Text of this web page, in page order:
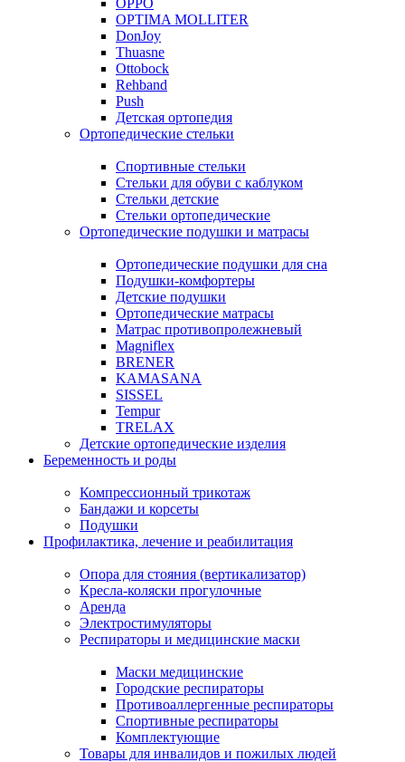
OPPO
OPTIMA MOLLITER
DonJoy
Thuasne
Ottobock
Rehband
Push
Детская ортопедия
Ортопедические стельки
Спортивные стельки
Стельки для обуви с каблуком
Стельки детские
Стельки ортопедические
Ортопедические подушки и матрасы
Ортопедические подушки для сна
Подушки-комфортеры
Детские подушки
Ортопедические матрасы
Матрас противопролежневый
Magniflex
BRENER
KAMASANA
SISSEL
Tempur
TRELAX
Детские ортопедические изделия
Беременность и роды
Компрессионный трикотаж
Бандажи и корсеты
Подушки
Профилактика, лечение и реабилитация
Опора для стояния (вертикализатор)
Кресла-коляски прогулочные
Аренда
Электростимуляторы
Респираторы и медицинские маски
Маски медицинские
Городские респираторы
Противоаллергенные респираторы
Спортивные респираторы
Комплектующие
Товары для инвалидов и пожилых людей